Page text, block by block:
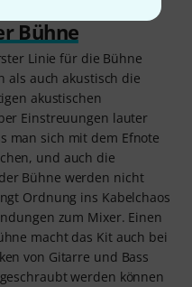
Bühne
Linie für die Bühne
als auch akustisch die
akustischen
Einstreuungen lauter
man sich mit dem Efnote
und auch die
Bühne werden nicht
Ordnung ins Kabelchaos
zum Mixer. Einen
macht das Kit auch bei
von Gitarre und Bass
werden können